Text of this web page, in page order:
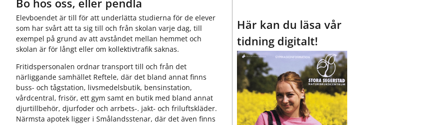
Bo hos oss, eller pendla
Elevboendet är till för att underlätta studierna för de elever
som har svårt att ta sig till och från skolan varje dag, till
exempel på grund av att avståndet mellan hemmet och
skolan är för långt eller om kollektivtrafik saknas.
Fritidspersonalen ordnar transport till och från det
närliggande samhället Reftele, där det bland annat finns
buss- och tågstation, livsmedelsbutik, bensinstation,
vårdcentral, frisör, ett gym samt en butik med bland annat
djurtillbehör, djurfoder och arrbets-. jakt- och friluftskläder.
Närmsta apotek ligger i Smålandsstenar, där det även finns
Här kan du läsa vår
tidning digitalt!